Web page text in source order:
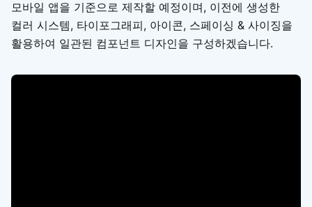
모바일 앱을 기준으로 제작할 예정이며, 이전에 생성한
컬러 시스템, 타이포그래피, 아이콘, 스페이싱 & 사이징을
활용하여 일관된 컴포넌트 디자인을 구성하겠습니다.